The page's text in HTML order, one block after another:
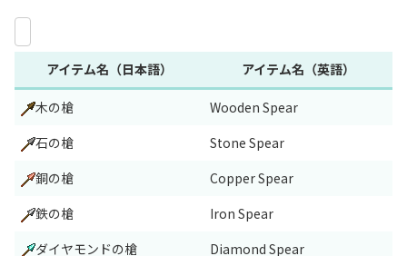
アイテム名（日本語） アイテム名（英語）
木の槍
Wooden Spear
石の槍
Stone Spear
銅の槍
Copper Spear
鉄の槍
Iron Spear
ダイヤモンドの槍
Diamond Spear